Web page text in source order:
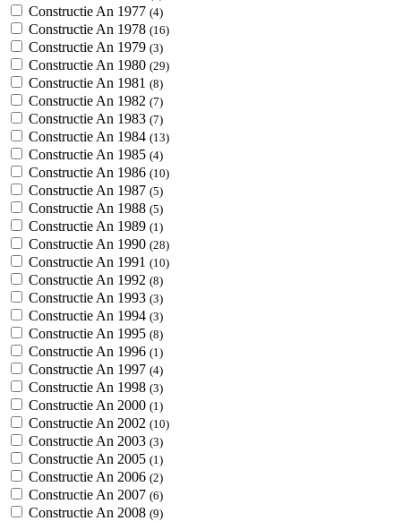
Constructie An 1977 (4)
Constructie An 1978 (16)
Constructie An 1979 (3)
Constructie An 1980 (29)
Constructie An 1981 (8)
Constructie An 1982 (7)
Constructie An 1983 (7)
Constructie An 1984 (13)
Constructie An 1985 (4)
Constructie An 1986 (10)
Constructie An 1987 (5)
Constructie An 1988 (5)
Constructie An 1989 (1)
Constructie An 1990 (28)
Constructie An 1991 (10)
Constructie An 1992 (8)
Constructie An 1993 (3)
Constructie An 1994 (3)
Constructie An 1995 (8)
Constructie An 1996 (1)
Constructie An 1997 (4)
Constructie An 1998 (3)
Constructie An 2000 (1)
Constructie An 2002 (10)
Constructie An 2003 (3)
Constructie An 2005 (1)
Constructie An 2006 (2)
Constructie An 2007 (6)
Constructie An 2008 (9)